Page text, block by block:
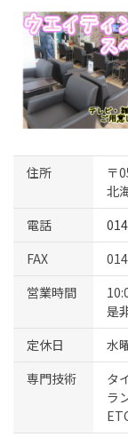
住所
〒
北
電話
FAX
営業時間
是
定休日
水
専門技術
タ
ラ